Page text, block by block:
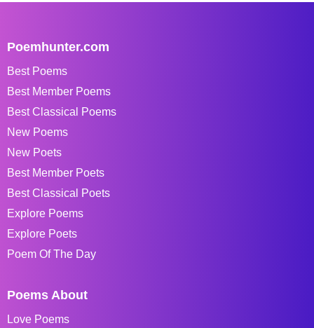
Poemhunter.com
Best Poems
Best Member Poems
Best Classical Poems
New Poems
New Poets
Best Member Poets
Best Classical Poets
Explore Poems
Explore Poets
Poem Of The Day
Poems About
Love Poems